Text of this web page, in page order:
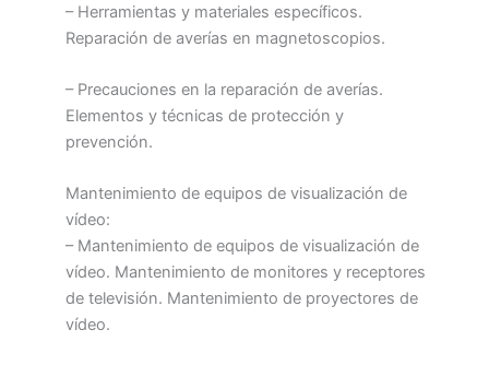
– Herramientas y materiales específicos.
Reparación de averías en magnetoscopios.
– Precauciones en la reparación de averías.
Elementos y técnicas de protección y
prevención.
Mantenimiento de equipos de visualización de
vídeo:
– Mantenimiento de equipos de visualización de
vídeo. Mantenimiento de monitores y receptores
de televisión. Mantenimiento de proyectores de
vídeo.